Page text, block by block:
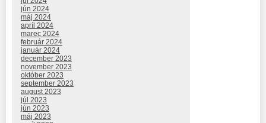
jún 2024
máj 2024
apríl 2024
marec 2024
február 2024
január 2024
december 2023
november 2023
október 2023
september 2023
august 2023
júl 2023
jún 2023
máj 2023